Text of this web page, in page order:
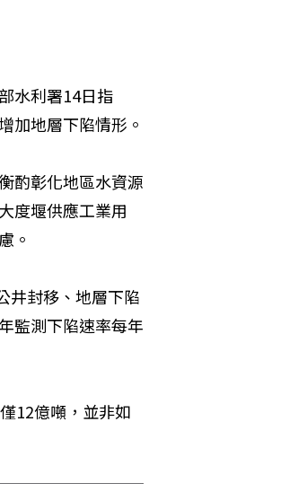
水利署14日指
加地層下陷情形。
酌彰化地區水資源
度堰供應工業用
。
井封移、地層下陷
監測下陷速率每年
12億噸，並非如